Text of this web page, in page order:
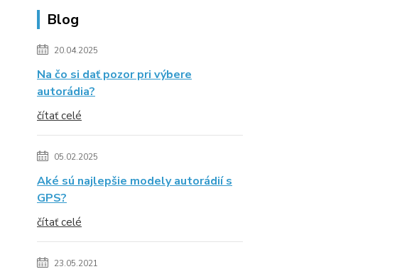
Blog
20.04.2025
Na čo si dať pozor pri výbere
autorádia?
čítať celé
05.02.2025
Aké sú najlepšie modely autorádií s
GPS?
čítať celé
23.05.2021